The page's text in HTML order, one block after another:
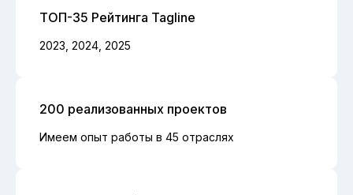
ТОП-35 Рейтинга Tagline
2023, 2024, 2025
200 реализованных проектов
Имеем опыт работы в 45 отраслях